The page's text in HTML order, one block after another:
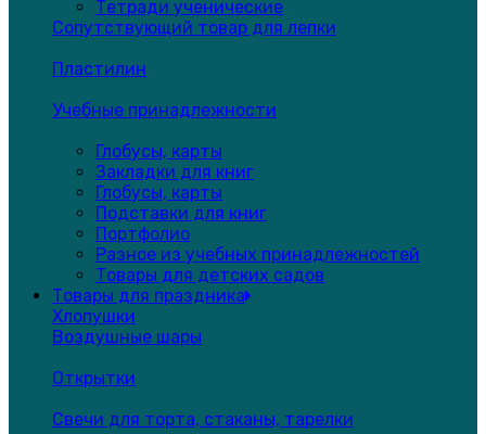
Тетради ученические
Сопутствующий товар для лепки
Пластилин
Учебные принадлежности
Глобусы, карты
Закладки для книг
Глобусы, карты
Подставки для книг
Портфолио
Разное из учебных принадлежностей
Товары для детских садов
Товары для праздника
Хлопушки
Воздушные шары
Открытки
Свечи для торта, стаканы, тарелки